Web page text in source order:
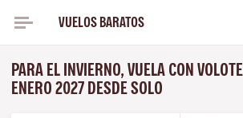
VUELOS BARATOS
PARA EL INVIERNO, VUELA CON
ENERO 2027 DESDE SOLO